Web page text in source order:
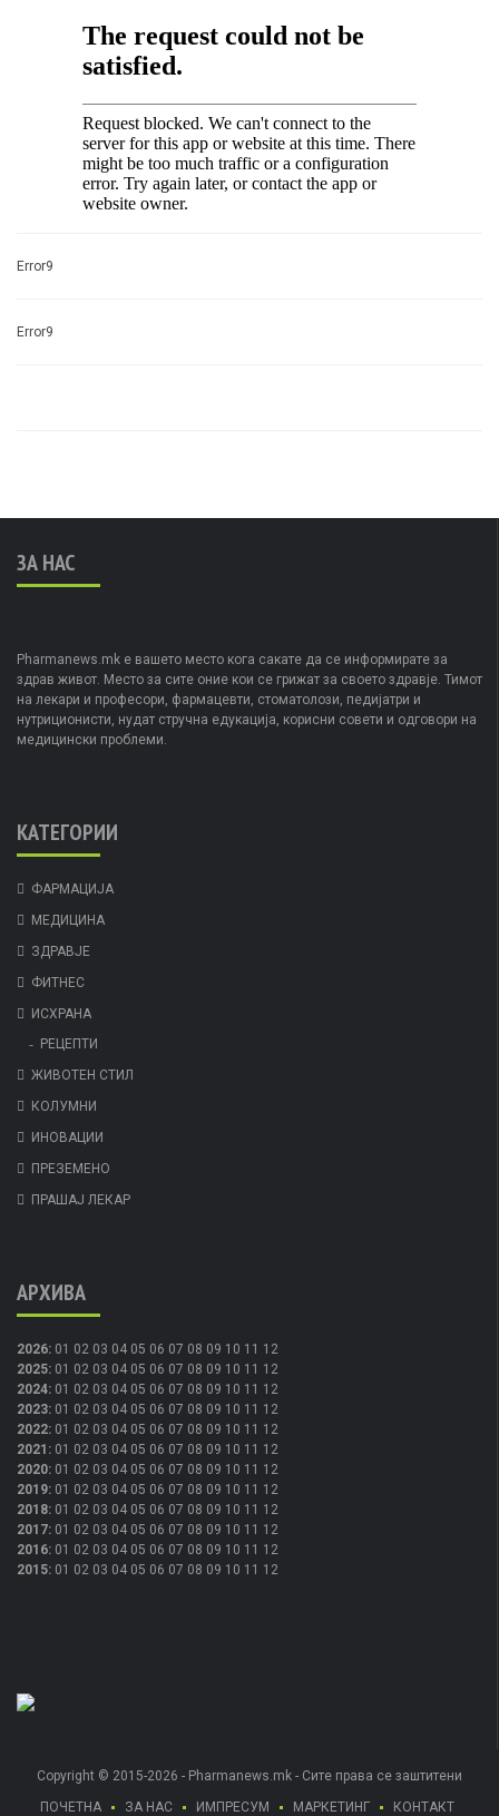
Error9
Error9
ЗА НАС
Pharmanews.mk е вашето место кога сакате да се информирате за
здрав живот. Место за сите оние кои се грижат за своето здравје. Тимот
на лекари и професори, фармацевти, стоматолози, педијатри и
нутриционисти, нудат стручна едукација, корисни совети и одговори на
медицински проблеми.
КАТЕГОРИИ
ФАРМАЦИЈА
МЕДИЦИНА
ЗДРАВЈЕ
ФИТНЕС
ИСХРАНА
РЕЦЕПТИ
ЖИВОТЕН СТИЛ
КОЛУМНИ
ИНОВАЦИИ
ПРЕЗЕМЕНО
ПРАШАЈ ЛЕКАР
АРХИВА
2026: 01 02 03 04 05 06 07 08 09 10 11 12
2025: 01 02 03 04 05 06 07 08 09 10 11 12
2024: 01 02 03 04 05 06 07 08 09 10 11 12
2023: 01 02 03 04 05 06 07 08 09 10 11 12
2022: 01 02 03 04 05 06 07 08 09 10 11 12
2021 : 01 02 03 04 05 06 07 08 09 10 11 12
2020: 01 02 03 04 05 06 07 08 09 10 11 12
2019: 01 02 03 04 05 06 07 08 09 10 11 12
2018: 01 02 03 04 05 06 07 08 09 10 11 12
2017: 01 02 03 04 05 06 07 08 09 10 11 12
2016: 01 02 03 04 05 06 07 08 09 10 11 12
2015: 01 02 03 04 05 06 07 08 09 10 11 12
Copyright © 2015-2026 - Pharmanews.mk - Сите права се заштитени
ПОЧЕТНА
ЗА НАС ИМПРЕСУМ МАРКЕТИНГ КОНТАКТ